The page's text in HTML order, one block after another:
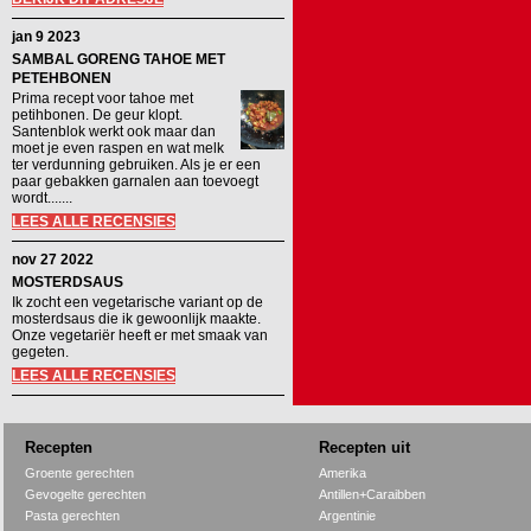
jan 9 2023
SAMBAL GORENG TAHOE MET
PETEHBONEN
Prima recept voor tahoe met
petihbonen. De geur klopt.
Santenblok werkt ook maar dan
moet je even raspen en wat melk
ter verdunning gebruiken. Als je er een
paar gebakken garnalen aan toevoegt
wordt.......
LEES ALLE RECENSIES
nov 27 2022
MOSTERDSAUS
Ik zocht een vegetarische variant op de
mosterdsaus die ik gewoonlijk maakte.
Onze vegetariër heeft er met smaak van
gegeten.
LEES ALLE RECENSIES
Recepten Recepten uit
Groente gerechten
Gevogelte gerechten
Pasta gerechten
Amerika
Antillen+Caraibben
Argentinie